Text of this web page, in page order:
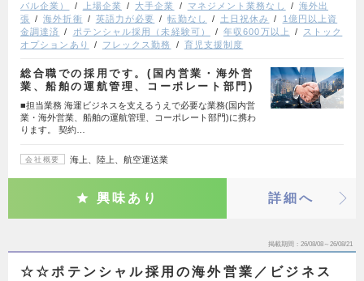
バル企業）
上場企業 大手企業 マネジメント業務なし
海外出
張
海外折衝 英語力が必要 転勤なし 土日祝休み
1億円以上資
金調達済
ポテンシャル採用（未経験可） 年収600万以上
ストック
オプションあり
フレックス勤務 育児支援制度
総合職での採用です。(国内営業・海外営
業、船舶の運航管理、コーポレート部門)
■担当業務 海運ビジネスを支えるうえで必要な業務(国内営
業・海外営業、船舶の運航管理、コーポレート部門)に携わ
ります。 契約…
会社概要 海上、陸上、航空運送業
興味あり 詳細へ
掲載期間 26/08/08～26/08/21
☆☆ポテンシャル採用の海外営業／ビジネス